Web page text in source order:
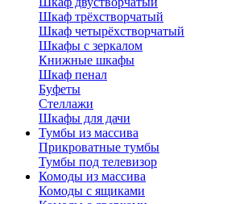
Шкаф трёхстворчатый
Шкаф четырёхстворчатый
Шкафы с зеркалом
Книжные шкафы
Шкаф пенал
Буфеты
Стеллажи
Шкафы для дачи
Тумбы из массива
Прикроватные тумбы
Тумбы под телевизор
Комоды из массива
Комоды с ящиками